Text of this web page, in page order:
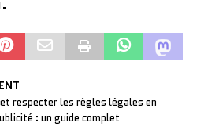
respecter les règles légales en
: un guide complet